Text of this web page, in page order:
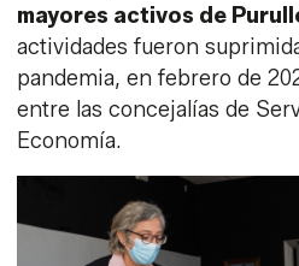
mayores activos de
actividades fueron
pandemia, en febrero de
entre las concejalías de
Economía.